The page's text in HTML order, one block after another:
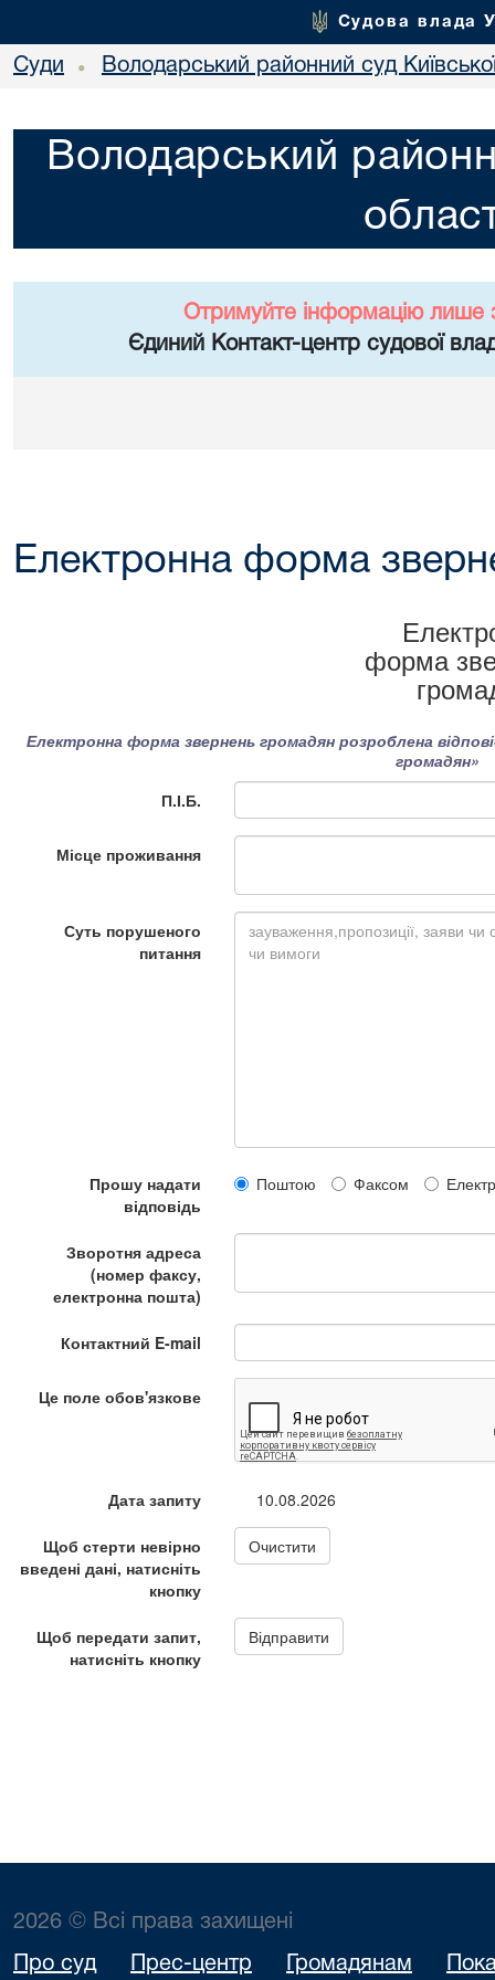
Судова влада
Суди • Володарський районний суд
Володарський
Отримуйте інформацію лише
Єдиний Контакт-центр судової
Електронна форма
2026 © Всі права захищені
Про суд Прес-центр Громадянам